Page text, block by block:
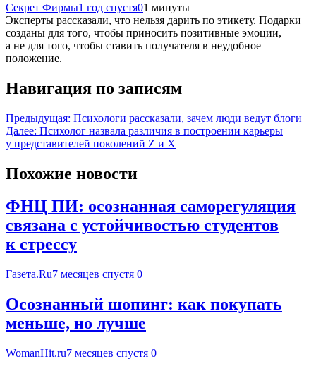
Секрет Фирмы1 год спустя01 минуты
Эксперты рассказали, что нельзя дарить по этикету. Подарки
созданы для того, чтобы приносить позитивные эмоции,
а не для того, чтобы ставить получателя в неудобное
положение.
Навигация по записям
Предыдущая: Психологи рассказали, зачем люди ведут блоги
Далее: Психолог назвала различия в построении карьеры
у представителей поколений Z и X
Похожие новости
ФНЦ ПИ: осознанная саморегуляция
связана с устойчивостью студентов
к стрессу
Газета.Ru7 месяцев спустя 0
Осознанный шопинг: как покупать
меньше, но лучше
WomanHit.ru7 месяцев спустя 0